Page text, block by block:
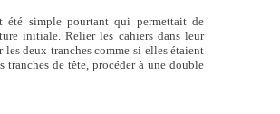
été simple pourtant qui permettait de
initiale. Relier les cahiers dans leur
deux tranches comme si elles étaient
tranches de tête, procéder à une double